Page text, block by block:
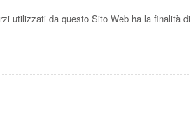
utilizzati da questo Sito Web ha la finalità